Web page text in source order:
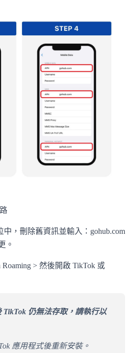
中，刪除舊資訊並輸入：gohub.com
。
> 然後開啟 TikTok 或
TikTok 仍無法存取，請執行以
應用程式後重新安裝。